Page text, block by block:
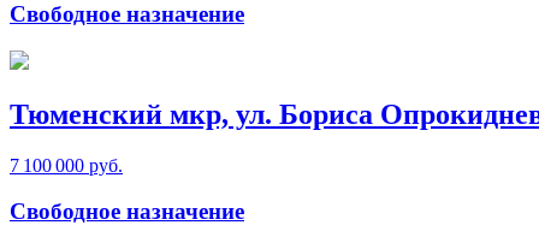
Свободное назначение
Тюменский мкр, ул. Бориса
7 100 000 руб.
Свободное назначение